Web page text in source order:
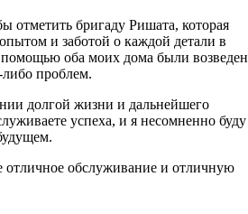
отметить бригаду Ришата, которая
и заботой о каждой детали в
помощью оба моих дома были
либо проблем.
долгой жизни и дальнейшего
успеха, и я несомненно буду
отличное обслуживание и отличную